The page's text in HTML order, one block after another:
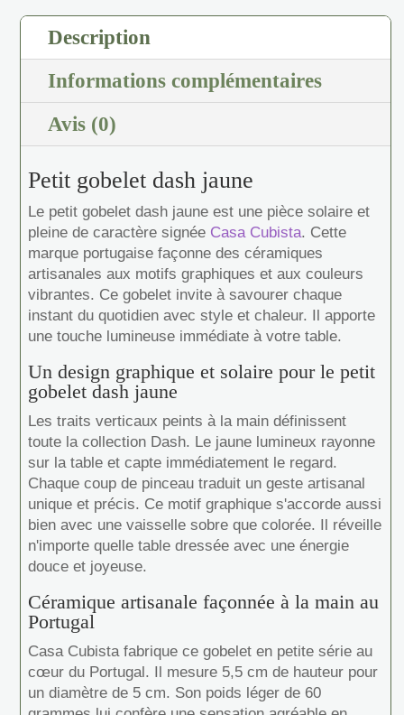
Description
Informations complémentaires
Avis (0)
Petit gobelet dash jaune
Le petit gobelet dash jaune est une pièce solaire et
pleine de caractère signée Casa Cubista. Cette
marque portugaise façonne des céramiques
artisanales aux motifs graphiques et aux couleurs
vibrantes. Ce gobelet invite à savourer chaque
instant du quotidien avec style et chaleur. Il apporte
une touche lumineuse immédiate à votre table.
Un design graphique et solaire pour le petit
gobelet dash jaune
Les traits verticaux peints à la main définissent
toute la collection Dash. Le jaune lumineux rayonne
sur la table et capte immédiatement le regard.
Chaque coup de pinceau traduit un geste artisanal
unique et précis. Ce motif graphique s'accorde aussi
bien avec une vaisselle sobre que colorée. Il réveille
n'importe quelle table dressée avec une énergie
douce et joyeuse.
Céramique artisanale façonnée à la main au
Portugal
Casa Cubista fabrique ce gobelet en petite série au
cœur du Portugal. Il mesure 5,5 cm de hauteur pour
un diamètre de 5 cm. Son poids léger de 60